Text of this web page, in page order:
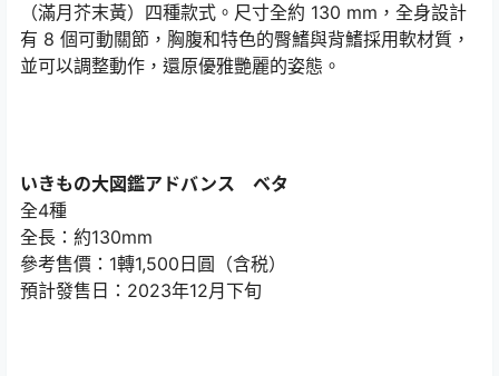
（滿月芥末黃）四種款式。尺寸全約 130 mm，全身設計
有 8 個可動關節，胸腹和特色的臀鰭與背鰭採用軟材質，
並可以調整動作，還原優雅艷麗的姿態。
いきもの大図鑑アドバンス ベタ
全4種
全長：約130mm
參考售價：1轉1,500日圓（含税）
預計發售日：2023年12月下旬